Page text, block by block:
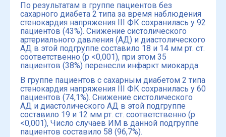
По результатам в группе пациентов без
сахарного диабета 2 типа за время наблюдения
стенокардия напряжения III ФК сохранилась у 92
пациентов (43%). Снижение систолического
артериального давления (АД) и диастолического
АД в этой подгруппе составило 18 и 14 мм рт. ст.
соответственно (p <0,001), при этом 35
пациентов (38%) перенесли инфаркт миокарда.
В группе пациентов с сахарным диабетом 2 типа
стенокардия напряжения III ФК сохранилась у 60
пациентов (74,1%). Снижение систолического
АД и диастолического АД в этой подгруппе
составило 19 и 12 мм рт. ст. соответственно (p
<0,001), Число случаев ИМ в данной подгруппе
пациентов составило 58 (96,7%).